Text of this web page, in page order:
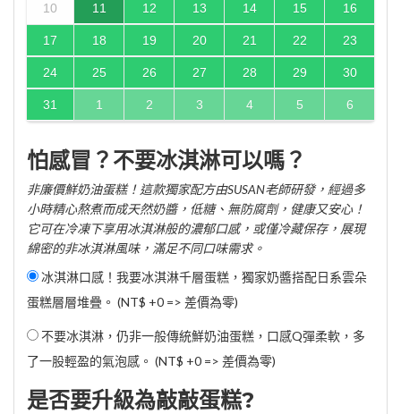
10 11 12 13 14 15 16
17 18 19 20 21 22 23
24 25 26 27 28 29 30
31 1 2 3 4 5 6
怕感冒？不要冰淇淋可以嗎？
非廉價鮮奶油蛋糕！這款獨家配方由SUSAN老師研發，經過多
小時精心熬煮而成天然奶醬，低糖、無防腐劑，健康又安心！
它可在冷凍下享用冰淇淋般的濃郁口感，或僅冷藏保存，展現
綿密的非冰淇淋風味，滿足不同口味需求。
冰淇淋口感！我要冰淇淋千層蛋糕，獨家奶醬搭配日系雲朵
蛋糕層層堆疊。 (NT$ +0 => 差價為零)
不要冰淇淋，仍非一般傳統鮮奶油蛋糕，口感Q彈柔軟，多
了一股輕盈的氣泡感。 (NT$ +0 => 差價為零)
是否要升級為敲敲蛋糕?